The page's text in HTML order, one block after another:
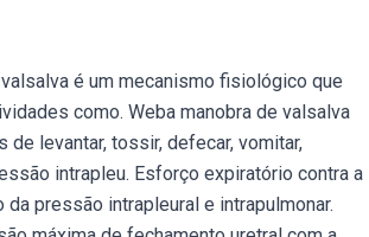
é um mecanismo fisiológico que
como. Weba manobra de valsalva
levantar, tossir, defecar, vomitar,
intrapleu. Esforço expiratório contra a
pressão intrapleural e intrapulmonar.